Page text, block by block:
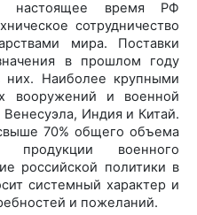
время РФ
сотрудничество
мира. Поставки
в прошлом году
них. Наиболее крупными
вооружений и военной
Индия и Китай.
70% общего объема
продукции военного
российской политики в
системный характер и
и пожеланий.